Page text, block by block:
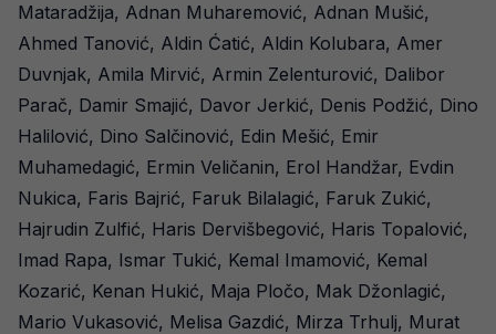
Mataradžija, Adnan Muharemović, Adnan Mušić,
Ahmed Tanović, Aldin Ćatić, Aldin Kolubara, Amer
Duvnjak, Amila Mirvić, Armin Zelenturović, Dalibor
Parač, Damir Smajić, Davor Jerkić, Denis Podžić, Dino
Halilović, Dino Salčinović, Edin Mešić, Emir
Muhamedagić, Ermin Veličanin, Erol Handžar, Evdin
Nukica, Faris Bajrić, Faruk Bilalagić, Faruk Zukić,
Hajrudin Zulfić, Haris Dervišbegović, Haris Topalović,
Imad Rapa, Ismar Tukić, Kemal Imamović, Kemal
Kozarić, Kenan Hukić, Maja Pločo, Mak Džonlagić,
Mario Vukasović, Melisa Gazdić, Mirza Trhulj, Murat